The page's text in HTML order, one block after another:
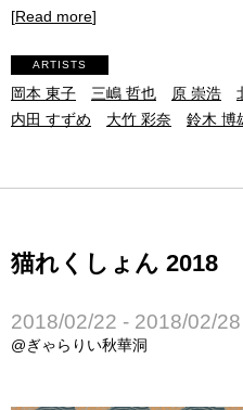
[Read more]
ARTISTS
岡本 東子 三嶋 哲也 原 崇浩
内田 すずめ
大竹 彩奈 鈴木 博
猫れくしょん 2018
2018/02/22 - 2018/02/28
@ぎゃらりい秋華洞